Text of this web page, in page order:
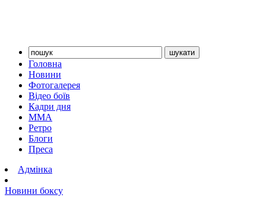
Головна
Новини
Фотогалерея
Відео боїв
Кадри дня
ММА
Ретро
Блоги
Преса
Адмінка
Новини боксу